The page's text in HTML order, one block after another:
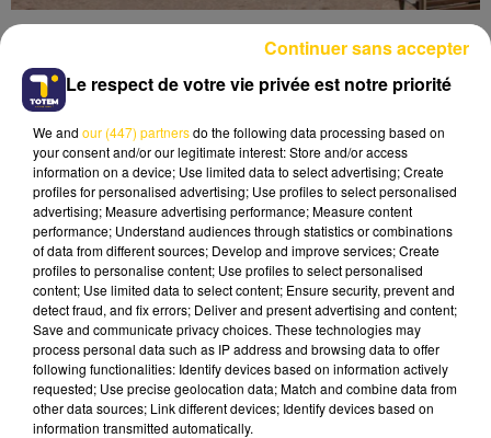
Lecture (5 min 52 sec)
17 mai 2025 - 5 min 52 sec
L'INFO DU LOT À FIGEAC LE 17/05/25 À
12H29
L'info du Lot à Figeac
Le respect de votre vie privée est notre priorité
We and our (447) partnersdo the following data processing based on
your consent and/or our legitimate interest: Store and/or access
information on a device; Use limited data to select advertising; Create
profiles for personalised advertising; Use profiles to select personalised
advertising; Measure advertising performance; Measure content
performance; Understand audiences through statistics or combinations
of data from different sources; Develop and improve services; Create
profiles to personalise content; Use profiles to select personalised
content; Use limited data to select content; Ensure security, prevent and
detect fraud, and fix errors; Deliver and present advertising and content;
Save and communicate privacy choices. These technologies may
process personal data such as IP address and browsing data to offer
following functionalities: Identify devices based on information actively
requested; Use precise geolocation data; Match and combine data from
other data sources; Link different devices; Identify devices based on
information transmitted automatically.
Continuer sans accepter